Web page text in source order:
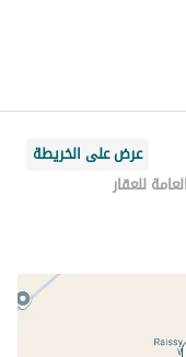
عرض على الخريطة
للعقار